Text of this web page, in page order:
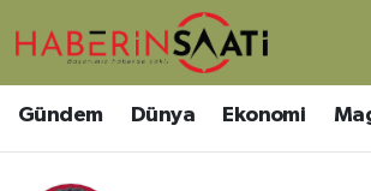
Gündem Dünya Ekonomi
Asayiş
Bilim ve Teknoloji
Nöbetçi Eczaneler
Hava Durumu